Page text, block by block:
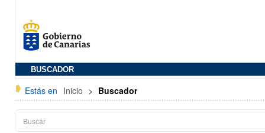
BUSCADOR
Estás en Inicio > Buscador